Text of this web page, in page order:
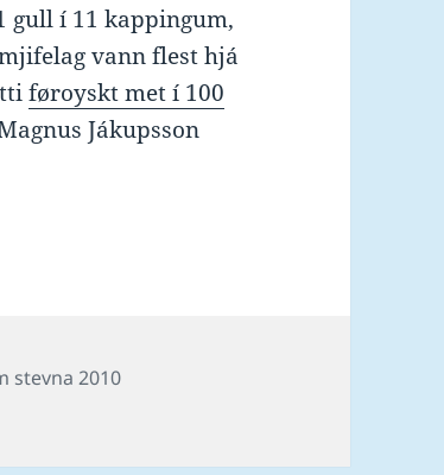
gull í 11 kappingum,
vann flest hjá
føroyskt met í 100
Jákupsson
27. – 28. nov. 2010
stevna 2010
27. – 28. nov. 2010